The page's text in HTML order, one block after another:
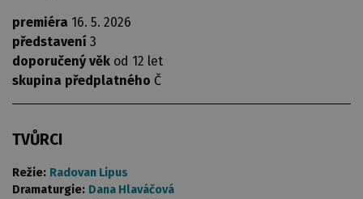
premiéra 16. 5. 2026
představení 3
doporučený věk od 12 let
skupina předplatného Č
TVŮRCI
Režie: Radovan Lipus
Dramaturgie: Dana Hlaváčová